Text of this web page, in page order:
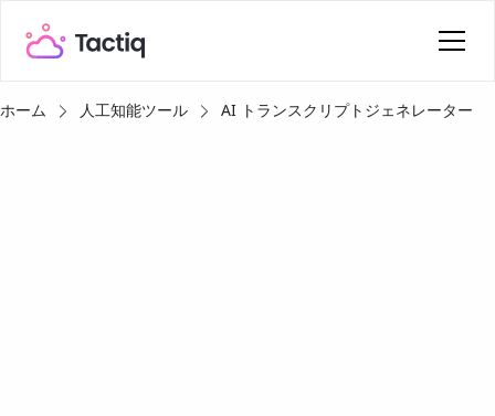
ホーム 人工知能ツール AI トランスクリプトジェネレーター